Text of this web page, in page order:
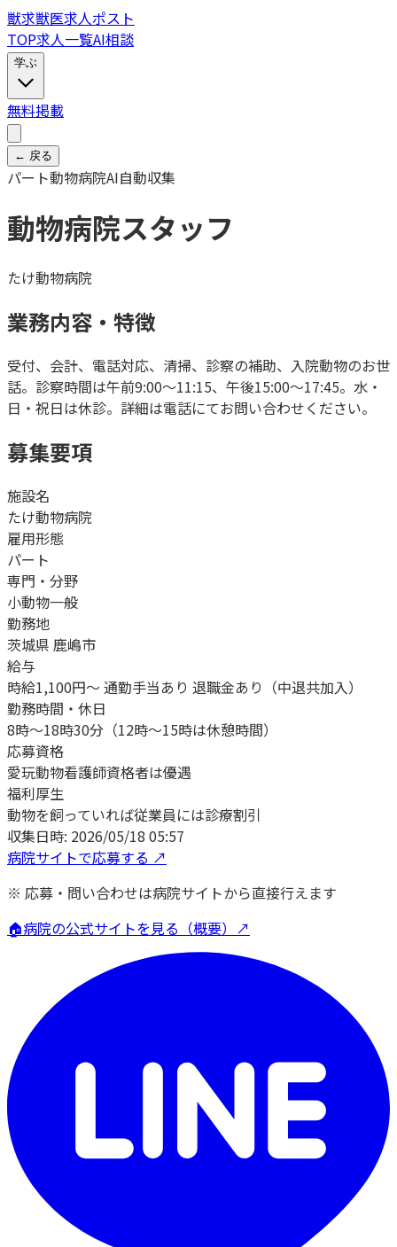
獣求獣医求人ポスト
TOP求人一覧AI相談
学ぶ
無料掲載
← 戻る
パート動物病院AI自動収集
動物病院スタッフ
たけ動物病院
業務内容・特徴
受付、会計、電話対応、清掃、診察の補助、入院動物のお世
話。診察時間は午前9:00～11:15、午後15:00～17:45。水・
日・祝日は休診。詳細は電話にてお問い合わせください。
募集要項
施設名
たけ動物病院
雇用形態
パート
専門・分野
小動物一般
勤務地
茨城県 鹿嶋市
給与
時給1,100円～ 通勤手当あり 退職金あり（中退共加入）
勤務時間・休日
8時～18時30分（12時～15時は休憩時間）
応募資格
愛玩動物看護師資格者は優遇
福利厚生
動物を飼っていれば従業員には診療割引
収集日時: 2026/05/18 05:57
病院サイトで応募する ↗
※ 応募・問い合わせは病院サイトから直接行えます
🏠病院の公式サイトを見る（概要）↗